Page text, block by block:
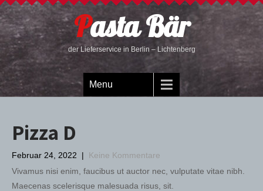
Pasta Bär
der Lieferservice in Berlin – Lichtenberg
Menu
Pizza D
Februar 24, 2022 | Keine Kommentare
Vivamus nisi enim, faucibus ut auctor nec, vulputate vitae nibh.
Maecenas scelerisque malesuada risus, sit.